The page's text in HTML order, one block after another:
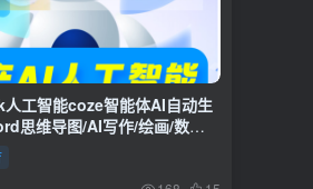
工智能coze智能体AI自动生
思维导图/AI写作/绘画/数字